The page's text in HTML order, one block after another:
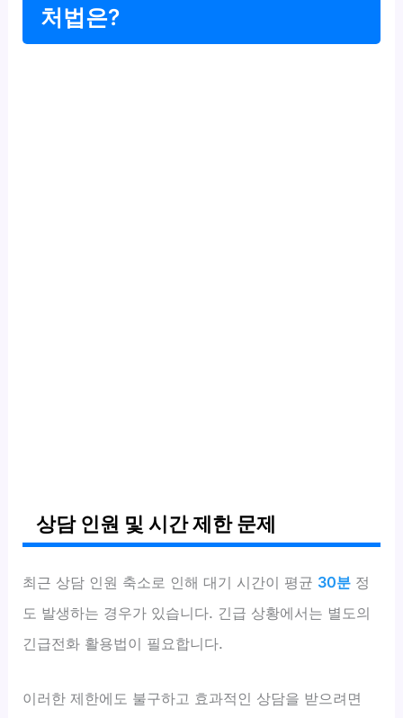
처법은?
상담 인원 및 시간 제한 문제
최근 상담 인원 축소로 인해 대기 시간이 평균 30분 정
도 발생하는 경우가 있습니다. 긴급 상황에서는 별도의
긴급전화 활용법이 필요합니다.
이러한 제한에도 불구하고 효과적인 상담을 받으려면